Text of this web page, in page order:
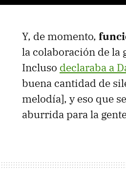
Y, de momento,
la colaboración de la
Incluso declaraba a
buena cantidad de
melodía], y eso que
aburrida para la